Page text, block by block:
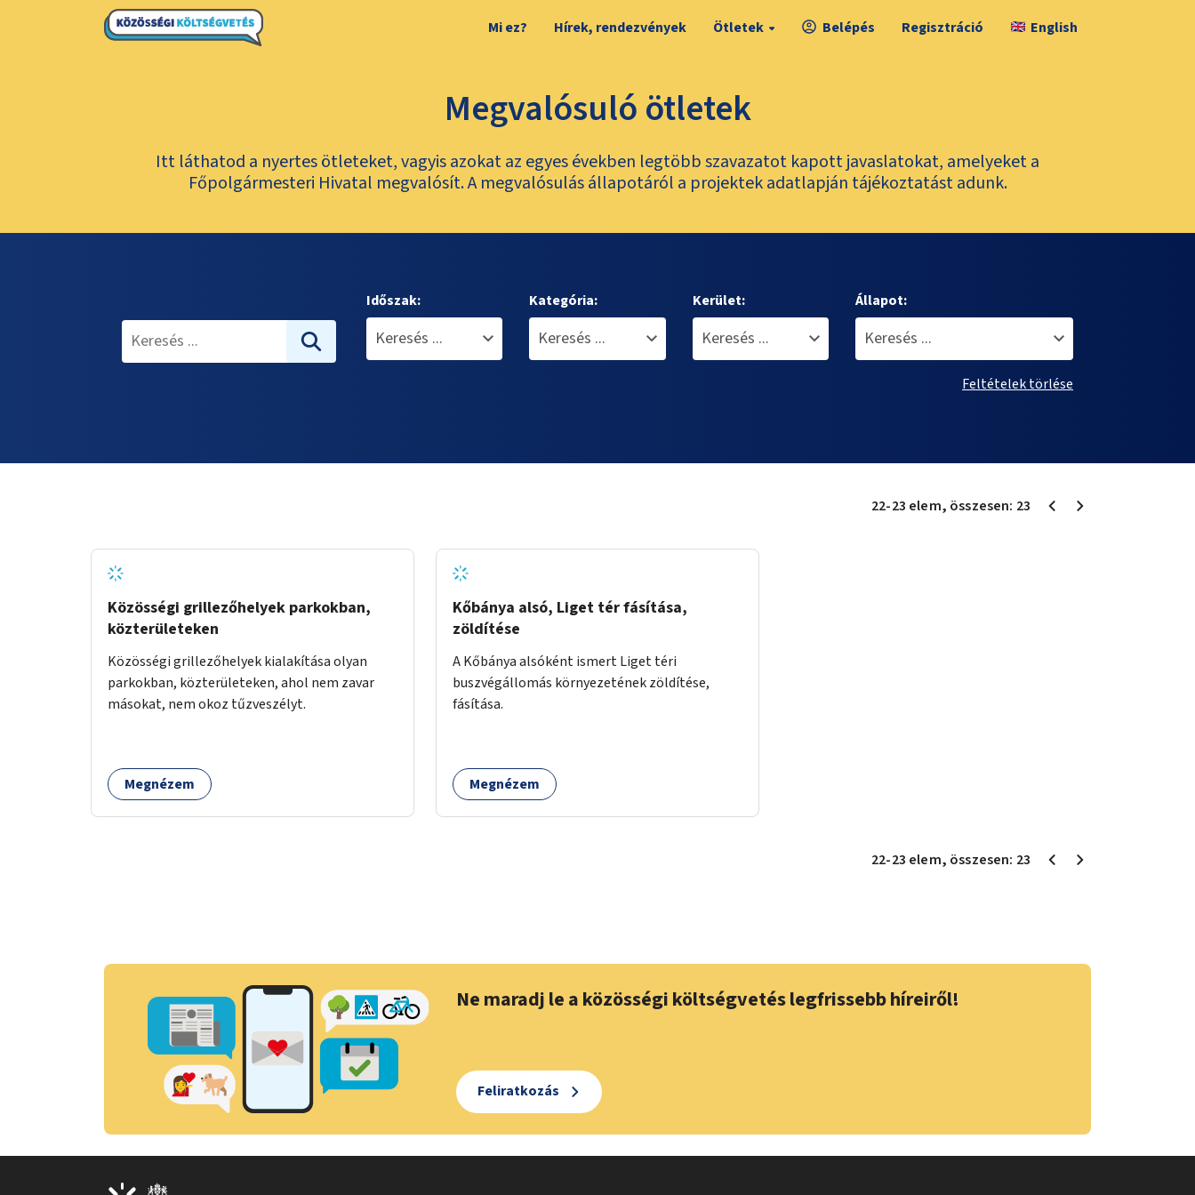
Mi ez? Hírek, rendezvények Ötletek Belépés Regisztráció English
Megvalósuló ötletek
Itt láthatod a nyertes ötleteket, vagyis azokat az egyes években legtöbb szavazatot kapott javaslatokat, amelyeket a
Főpolgármesteri Hivatal megvalósít. A megvalósulás állapotáról a projektek adatlapján tájékoztatást adunk.
Időszak: Kategória: Kerület: Állapot:
Feltételek törlése
22-23 elem, összesen: 23
Közösségi grillezőhelyek parkokban,
közterületeken
Közösségi grillezőhelyek kialakítása olyan
parkokban, közterületeken, ahol nem zavar
másokat, nem okoz tűzveszélyt.
Megnézem
Kőbánya alsó, Liget tér fásítása,
zöldítése
A Kőbánya alsóként ismert Liget téri
buszvégállomás környezetének zöldítése,
fásítása.
Megnézem
22-23 elem, összesen: 23
Ne maradj le a közösségi költségvetés legfrissebb híreiről!
Feliratkozás